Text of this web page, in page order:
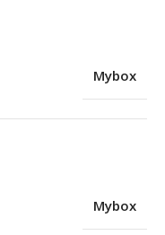
Mybox
Mybox